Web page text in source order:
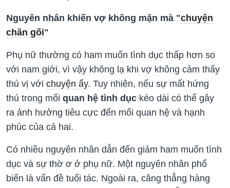
Nguyên nhân khiến vợ không mặn mà "chuyện
chăn gối"
Phụ nữ thường có ham muốn tình dục thấp hơn so
với nam giới, vì vậy không lạ khi vợ không cảm thấy
thú vị với chuyện ấy. Tuy nhiên, nếu sự mất hứng
thú trong mối quan hệ tình dục kéo dài có thể gây
ra ảnh hưởng tiêu cực đến mối quan hệ và hạnh
phúc của cả hai.
Có nhiều nguyên nhân dẫn đến giảm ham muốn tình
dục và sự thờ ơ ở phụ nữ. Một nguyên nhân phổ
biến là vấn đề tuổi tác. Ngoài ra, căng thẳng hàng